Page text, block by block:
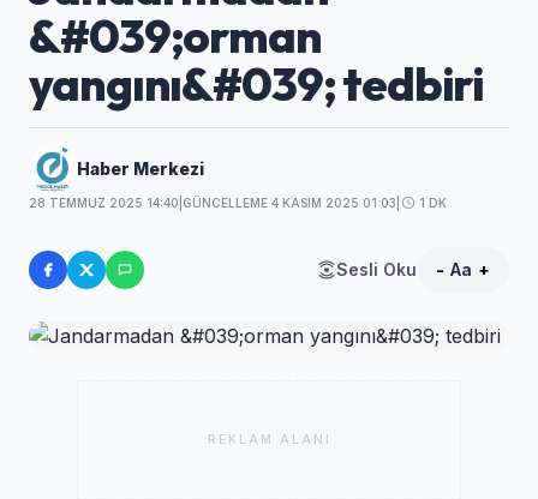
&#039;orman
yangını&#039; tedbiri
Haber Merkezi
28 TEMMUZ 2025 14:40 GÜNCELLEME 4 KASIM 2025 01:03 1 DK
Sesli Oku - Aa +
REKLAM ALANI